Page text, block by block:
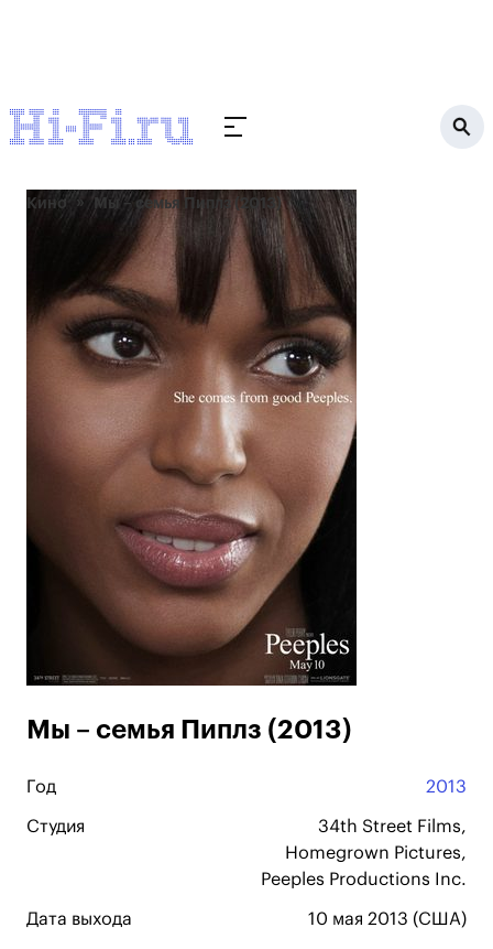
Кино Мы – семья Пиплз (2013)
Мы – семья Пиплз (2013)
Год 2013
Студия
34th Street Films,
Homegrown Pictures,
Peeples Productions Inc.
Дата выхода 10 мая 2013 (США)